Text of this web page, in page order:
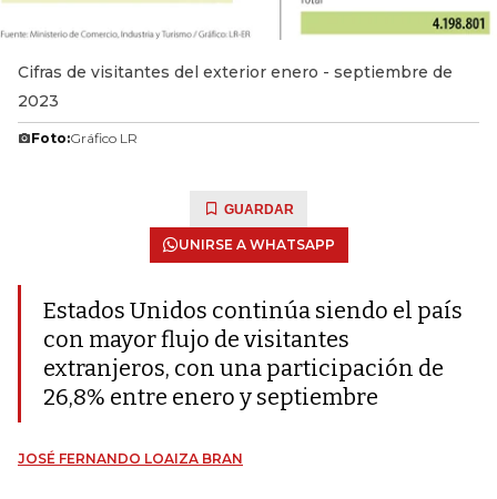
Cifras de visitantes del exterior enero - septiembre de
2023
Foto:Gráfico LR
GUARDAR
UNIRSE A WHATSAPP
Estados Unidos continúa siendo el país
con mayor flujo de visitantes
extranjeros, con una participación de
26,8% entre enero y septiembre
JOSÉ FERNANDO LOAIZA BRAN